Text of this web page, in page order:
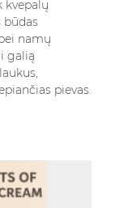
kvepalų
būdas
namų
galią
pievas.